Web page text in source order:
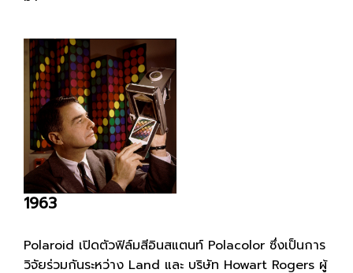
1963
Polaroid เปิดตัวฟิล์มสีอินสแตนท์ Polacolor ซึ่งเป็นการ
วิจัยร่วมกันระหว่าง Land และ บริษัท Howart Rogers ผู้